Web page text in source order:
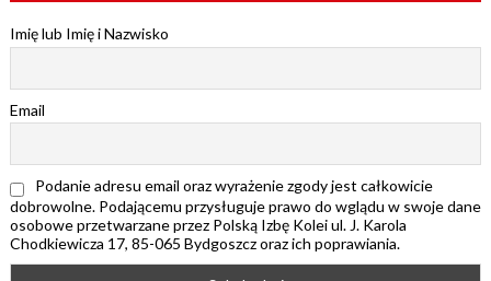
Imię lub Imię i Nazwisko
Email
Podanie adresu email oraz wyrażenie zgody jest całkowicie
dobrowolne. Podającemu przysługuje prawo do wglądu w swoje dane
osobowe przetwarzane przez Polską Izbę Kolei ul. J. Karola
Chodkiewicza 17, 85-065 Bydgoszcz oraz ich poprawiania.